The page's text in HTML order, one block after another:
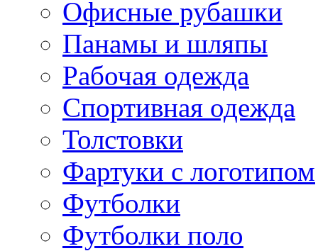
Офисные рубашки
Панамы и шляпы
Рабочая одежда
Спортивная одежда
Толстовки
Фартуки с логотипом
Футболки
Футболки поло